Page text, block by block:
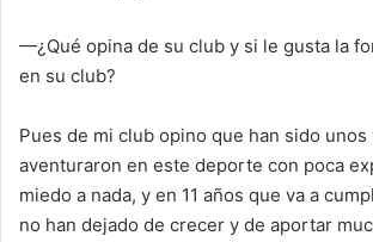
—¿Qué opina de su club y si le gusta la
en su club?
Pues de mi club opino que han sido
aventuraron en este deporte con poca
miedo a nada, y en 11 años que va a
no han dejado de crecer y de aportar